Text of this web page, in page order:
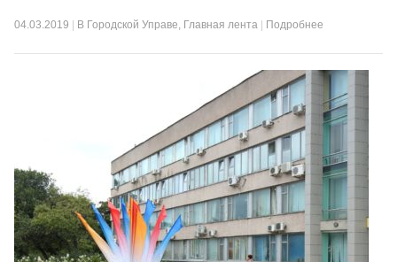
04.03.2019 В Городской Управе, Главная лента Подробнее